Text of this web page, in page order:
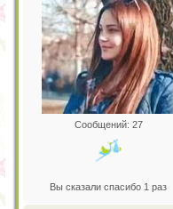
Сообщений: 27
Вы сказали спасибо 1 раз